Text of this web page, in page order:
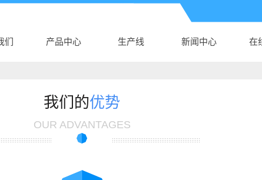
们 产品中心
卡
湖北真空采血管
湖北采血针
湖北尿杯、便盒
生产线 新闻中心 在
我们的优势
OUR ADVANTAGES